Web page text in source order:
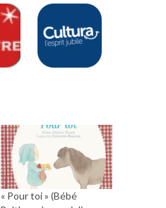
« Pour toi » (Bébé